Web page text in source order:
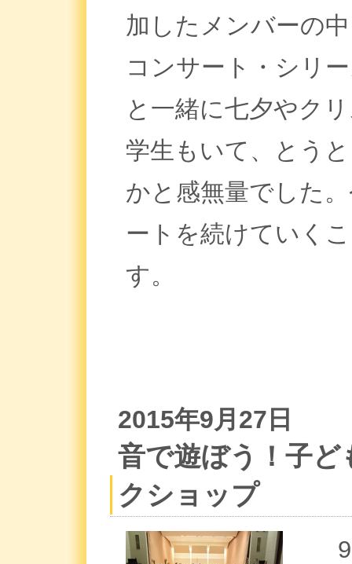
加したメンバーの
コンサート・シリ
と一緒に七夕やク
学生もいて、とう
かと感無量でした
ートを続けていく
す。
2015年9月27日
音で遊ぼう！子
クショップ
9